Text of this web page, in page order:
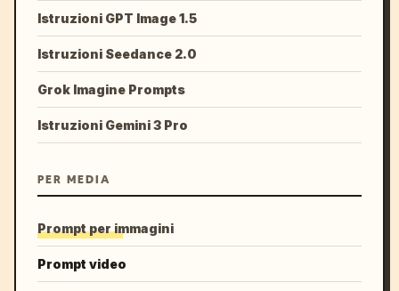
Istruzioni GPT Image 1.5
Istruzioni Seedance 2.0
Grok Imagine Prompts
Istruzioni Gemini 3 Pro
PER MEDIA
Prompt per immagini
Prompt video